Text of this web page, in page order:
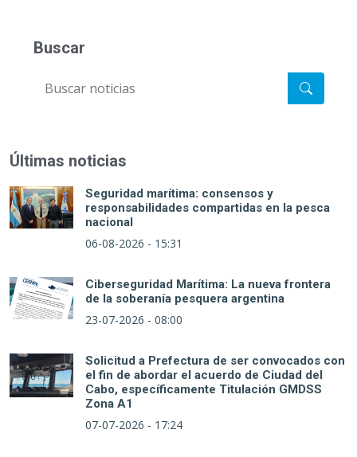
Buscar
Últimas noticias
Seguridad marítima: consensos y
responsabilidades compartidas en la pesca
nacional
06-08-2026 - 15:31
Ciberseguridad Marítima: La nueva frontera
de la soberanía pesquera argentina
23-07-2026 - 08:00
Solicitud a Prefectura de ser convocados con
el fin de abordar el acuerdo de Ciudad del
Cabo, específicamente Titulación GMDSS
Zona A1
07-07-2026 - 17:24